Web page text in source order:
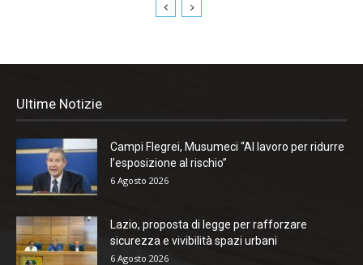
Ultime Notizie
Campi Flegrei, Musumeci “Al lavoro per ridurre
l’esposizione al rischio”
6 Agosto 2026
Lazio, proposta di legge per rafforzare
sicurezza e vivibilità spazi urbani
6 Agosto 2026